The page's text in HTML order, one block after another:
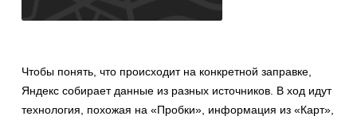
Чтобы понять, что происходит на конкретной заправке,
Яндекс собирает данные из разных источников. В ход идут
технология, похожая на «Пробки», информация из «Карт»,